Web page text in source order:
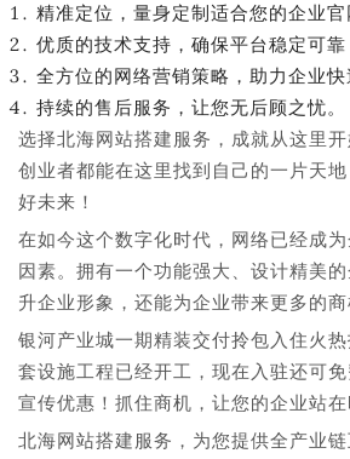
精准定位，量身定制适合您的企业官
优质的技术支持，确保平台稳定可靠
全方位的网络营销策略，助力企业快
持续的售后服务，让您无后顾之忧。
选择北海网站搭建服务，成就从这里
创业者都能在这里找到自己的一片天
好未来！
在如今这个数字化时代，网络已经成
因素。拥有一个功能强大、设计精美
升企业形象，还能为企业带来更多的商
银河产业城一期精装交付拎包入住火
套设施工程已经开工，现在入驻还可
宣传优惠！抓住商机，让您的企业站在
北海网站搭建服务，为您提供全产业